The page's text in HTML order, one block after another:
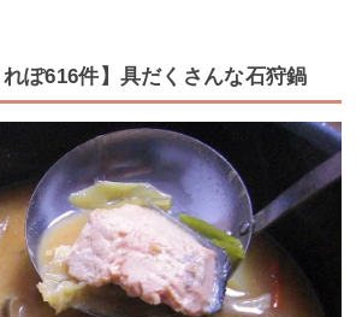
れぽ616件】具だくさんな石狩鍋